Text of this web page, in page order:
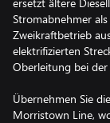
Stromabnehmer
Zweikraftbetrieb
elektrifizierten
Oberleitung bei
Übernehmen Sie
Morristown Line,